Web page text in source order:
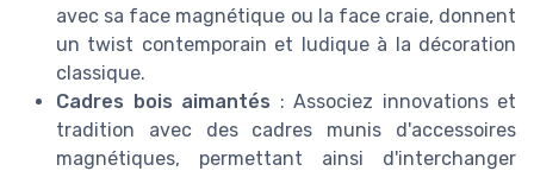
avec sa face magnétique ou la face craie, donnent
un twist contemporain et ludique à la décoration
classique.
Cadres bois aimantés : Associez innovations et
tradition avec des cadres munis d'accessoires
magnétiques, permettant ainsi d'interchanger